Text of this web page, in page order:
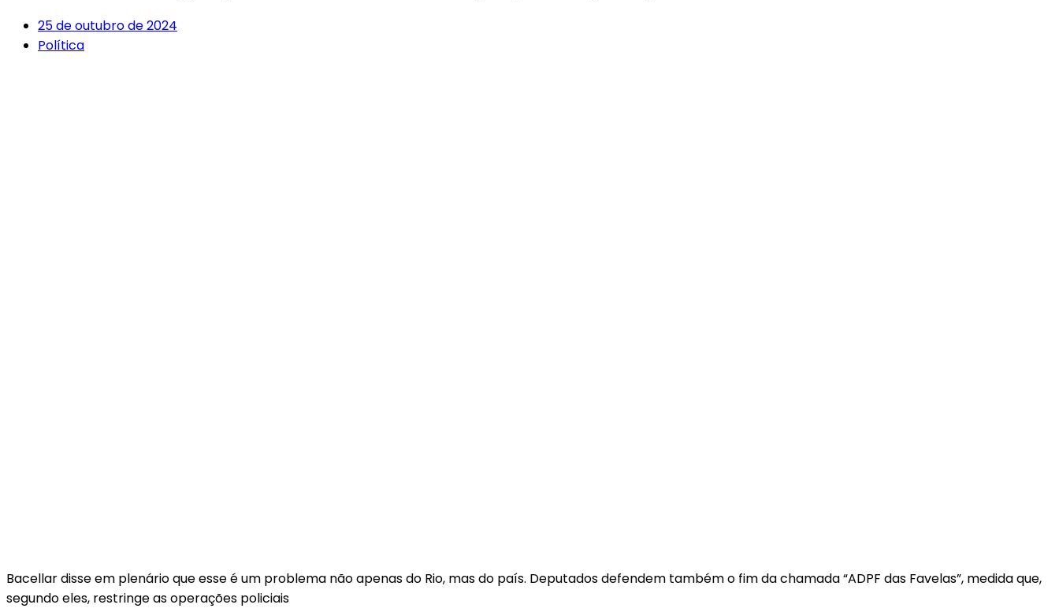
25 de outubro de 2024
Política
Bacellar disse em plenário que esse é um problema não apenas do Rio, mas do país. Deputados defendem também o fim da chamada “ADPF das Favelas”, medida que,
segundo eles, restringe as operações policiais